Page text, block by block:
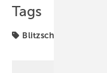
Tags
Blitzschutz